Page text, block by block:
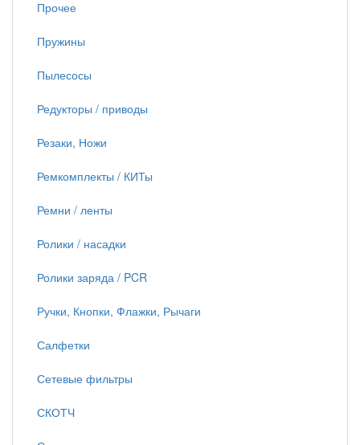
Прочее
Пружины
Пылесосы
Редукторы / приводы
Резаки, Ножи
Ремкомплекты / КИТы
Ремни / ленты
Ролики / насадки
Ролики заряда / PCR
Ручки, Кнопки, Флажки, Рычаги
Салфетки
Сетевые фильтры
СКОТЧ